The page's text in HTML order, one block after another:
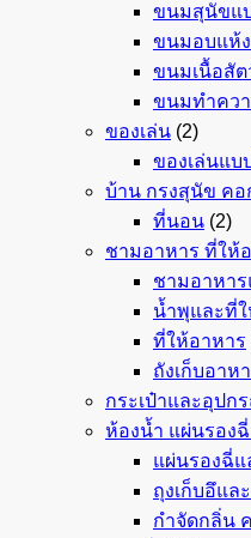
ขนมสุนัขแ
ขนมอบแห้
ขนมเนื้อสัต
ขนมทำคว
ของเล่น (2)
ของเล่นแบ
บ้าน กรงสุนัข ค
ที่นอน (2)
ชามอาหาร ที่ให้
ชามอาหา
น้ำพุและที่
ที่ให้อาหาร
ถังเก็บอา
กระเป๋าและอุปก
ห้องน้ำ แผ่นรอง
แผ่นรองฉี่แ
ถุงเก็บอึแล
กำจัดกลิ่น